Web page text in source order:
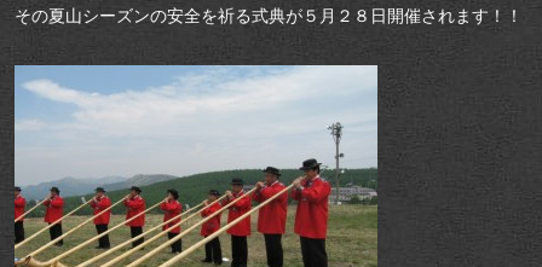
その夏山シーズンの安全を祈る式典が５月２８日開催されます！！